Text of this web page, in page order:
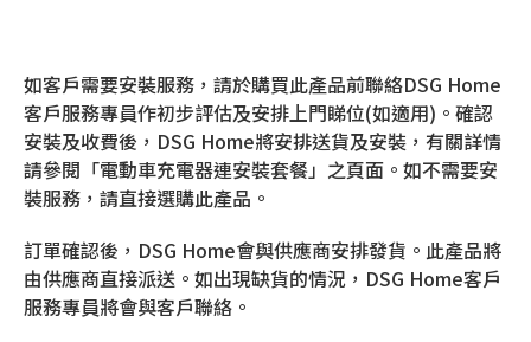
如客戶需要安裝服務，請於購買此產品前聯絡DSG Home
客戶服務專員作初步評估及安排上門睇位(如適用)。確認
安裝及收費後，DSG Home將安排送貨及安裝，有關詳情
請參閱「電動車充電器連安裝套餐」之頁面。如不需要安
裝服務，請直接選購此產品。
訂單確認後，DSG Home會與供應商安排發貨。此產品將
由供應商直接派送。如出現缺貨的情況，DSG Home客戶
服務專員將會與客戶聯絡。